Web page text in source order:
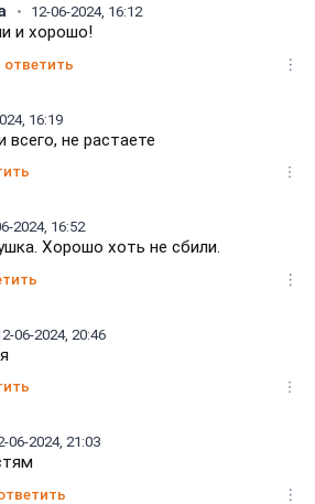
12-06-2024, 16:12
и хорошо!
ответить
16:19
всего, не растаете
2024, 16:52
Хорошо хоть не сбили.
06-2024, 20:46
06-2024, 21:03